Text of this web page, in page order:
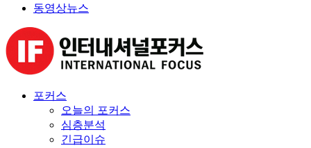
동영상뉴스
포커스
오늘의 포커스
심층분석
긴급이슈